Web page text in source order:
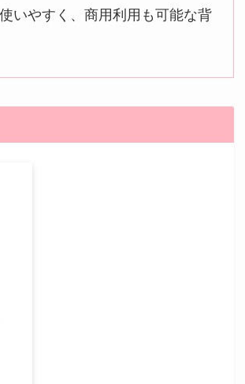
いやすく、商用利用も可能な背